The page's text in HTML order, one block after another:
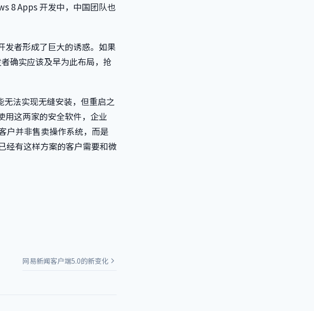
8 Apps 开发中，中国团队也
发者形成了巨大的诱惑。如果
确实应该及早为此布局，抢
无法实现无缝安装，但重启之
用这两家的安全软件，企业
户并非售卖操作系统，而是
经有这样方案的客户需要和微
网易新闻客户端5.0的新变化